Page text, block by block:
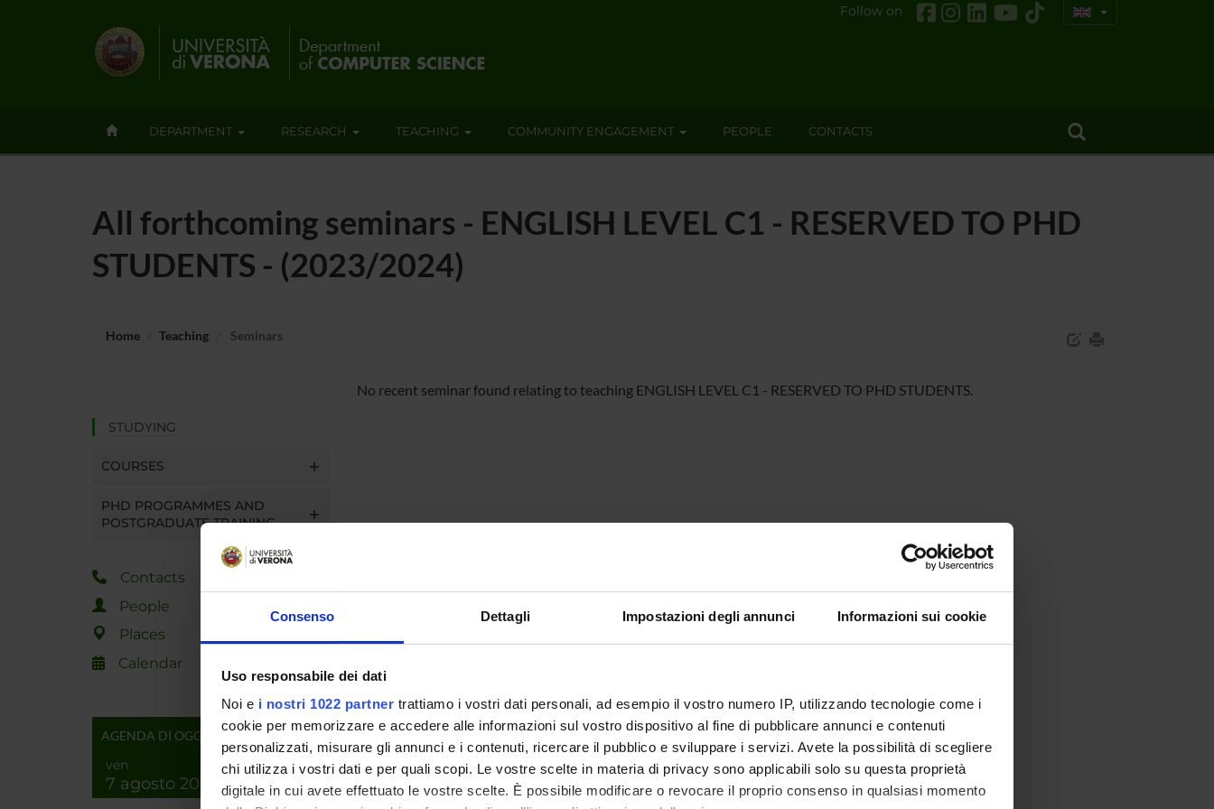
Consenso Dettagli Impostazioni degli annunci Informazioni sui cookie
Uso responsabile dei dati
Noi e i nostri 1022 partner trattiamo i vostri dati personali, ad esempio il vostro numero IP, utilizzando tecnologie come i
cookie per memorizzare e accedere alle informazioni sul vostro dispositivo al fine di pubblicare annunci e contenuti
personalizzati, misurare gli annunci e i contenuti, ricercare il pubblico e sviluppare i servizi. Avete la possibilità di scegliere
chi utilizza i vostri dati e per quali scopi. Le vostre scelte in materia di privacy sono applicabili solo su questa proprietà
digitale in cui avete effettuato le vostre scelte. È possibile modificare o revocare il proprio consenso in qualsiasi momento
Follow on
DEPARTMENT RESEARCH TEACHING COMMUNITY ENGAGEMENT PEOPLE CONTACTS
All forthcoming seminars - ENGLISH LEVEL C1 - RESERVED TO PHD
STUDENTS - (2023/2024)
Home Teaching Seminars
STUDYING
COURSES
PHD PROGRAMMES AND
POSTGRADUATE TRAINING
Contacts
People
Places
Calendar
AGENDA DI OGGI
ven
7 agosto 2026
No recent seminar found relating to teaching ENGLISH LEVEL C1 - RESERVED TO PHD STUDENTS.